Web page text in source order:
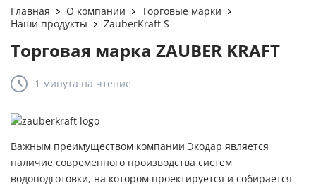
Москва
Главная О компании
Торговые марки
Наши продукты
ZauberKraft S
Торговая марка ZAUBER KRAFT
1 минута на чтение
Важным преимуществом компании Экодар является
наличие современного производства систем
водоподготовки, на котором проектируется и собирается